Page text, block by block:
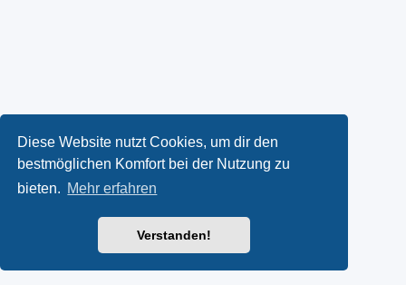
Diese Website nutzt Cookies, um dir den
bestmöglichen Komfort bei der Nutzung zu
bieten. Mehr erfahren
Verstanden!